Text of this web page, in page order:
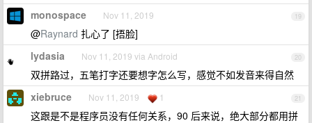
19
monospace Nov 11, 2019
@Raynard 扎心了 [捂脸]
20
lydasia Nov 11, 2019 via Android
双拼路过，五笔打字还要想字怎么写，感觉不如发音来得自然
21
xiebruce Nov 11, 2019 1
这跟是不是程序员没有任何关系，90 后来说，绝大部分都用拼